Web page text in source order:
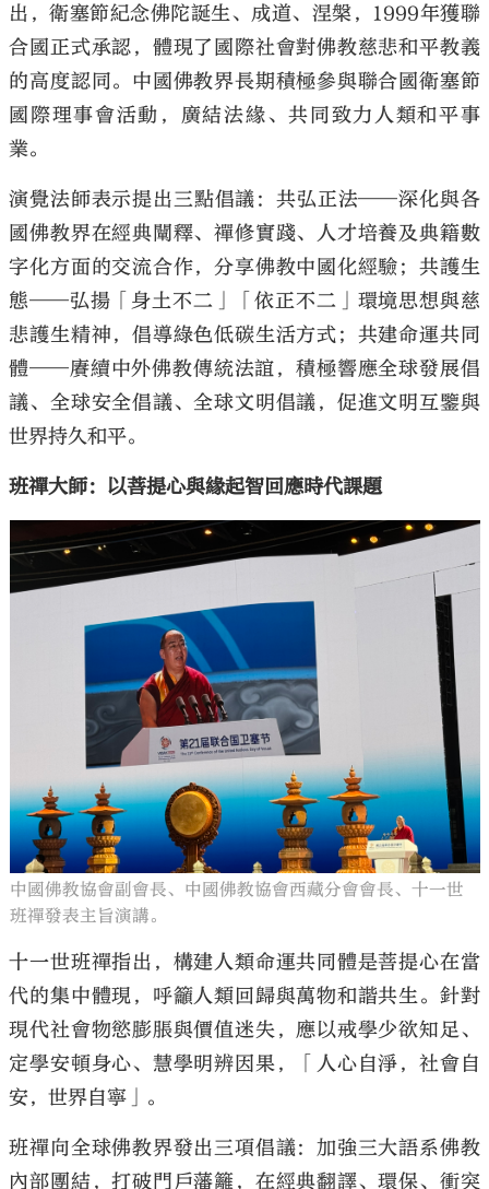
出，衛塞節紀念佛陀誕生、成道、涅槃，1999年獲聯
合國正式承認，體現了國際社會對佛教慈悲和平教義
的高度認同。中國佛教界長期積極參與聯合國衛塞節
國際理事會活動，廣結法緣、共同致力人類和平事
業。
演覺法師表示提出三點倡議：共弘正法——深化與各
國佛教界在經典闡釋、禪修實踐、人才培養及典籍數
字化方面的交流合作，分享佛教中國化經驗；共護生
態——弘揚「身土不二」「依正不二」環境思想與慈
悲護生精神，倡導綠色低碳生活方式；共建命運共同
體——賡續中外佛教傳統法誼，積極響應全球發展倡
議、全球安全倡議、全球文明倡議，促進文明互鑒與
世界持久和平。
班禪大師：以菩提心與緣起智回應時代課題
中國佛教協會副會長、中國佛教協會西藏分會會長、十一世
班禪發表主旨演講。
十一世班禪指出，構建人類命運共同體是菩提心在當
代的集中體現，呼籲人類回歸與萬物和諧共生。針對
現代社會物慾膨脹與價值迷失，應以戒學少欲知足、
定學安頓身心、慧學明辨因果，「人心自淨，社會自
安，世界自寧」。
班禪向全球佛教界發出三項倡議：加強三大語系佛教
內部團結，打破門戶藩籬，在經典翻譯、環保、衝突